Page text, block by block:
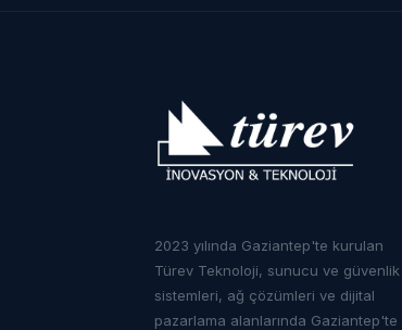
2023 yılında Gaziantep'te kurulan
Türev Teknoloji, sunucu ve güvenlik
sistemleri, ağ çözümleri ve dijital
pazarlama alanlarında Gaziantep'te